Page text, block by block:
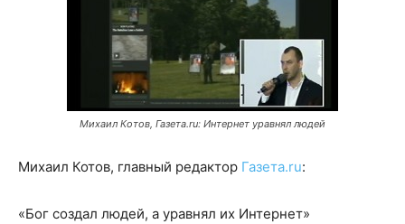
Михаил Котов, Газета.ru: Интернет уравнял людей
Михаил Котов, главный редактор Газета.ru:
«Бог создал людей, а уравнял их Интернет»